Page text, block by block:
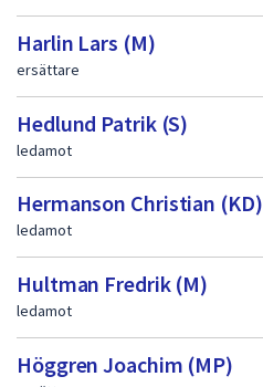
Harlin Lars (M)
ersättare
Hedlund Patrik (S)
ledamot
Hermanson Christian (KD)
ledamot
Hultman Fredrik (M)
ledamot
Höggren Joachim (MP)